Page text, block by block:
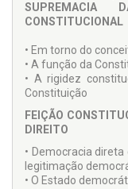
SUPREMACIA
CONSTITUCIONAL
• Em torno do
• A função da
• A rigidez
Constituição
FEIÇÃO
DIREITO
• Democracia
legitimação
• O Estado